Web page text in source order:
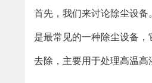
首先，我们来讨论除尘设
是最常见的一种除尘设备
去除，主要用于处理高温高